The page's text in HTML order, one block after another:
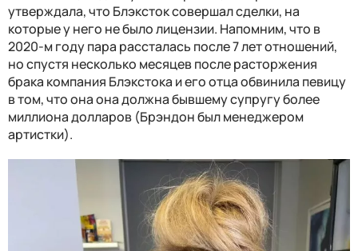
утверждала, что Блэксток совершал сделки, на
которые у него не было лицензии. Напомним, что в
2020-м году пара рассталась после 7 лет отношений,
но спустя несколько месяцев после расторжения
брака компания Блэкстока и его отца обвинила певицу
в том, что она она должна бывшему супругу более
миллиона долларов (Брэндон был менеджером
артистки).